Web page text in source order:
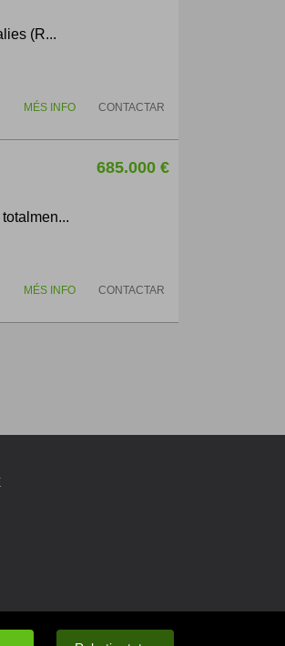
(R...
CONTACTAR
MÉS INFO
685.000 €
CONTACTAR
MÉS INFO